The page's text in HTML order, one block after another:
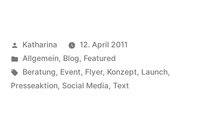
Auch
Glückwunschkarten.“
Veröffentlicht
von
Katharina
12. April 2011
Veröffentlicht
in
Allgemein, Blog, Featured
Schlagwörter:
Beratung, Event, Flyer, Konzept, Launch,
Presseaktion, Social Media, Text